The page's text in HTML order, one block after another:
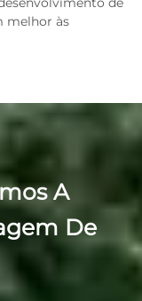
melhor às
A
De